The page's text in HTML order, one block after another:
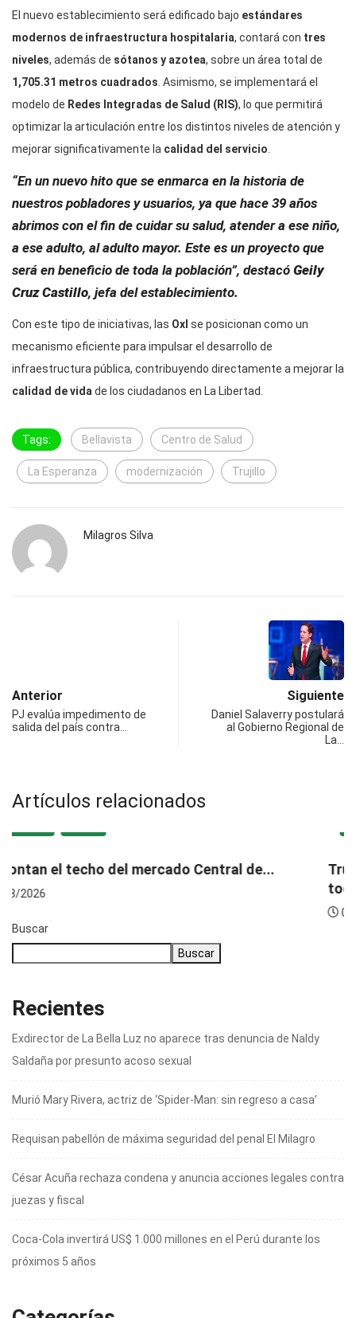
El nuevo establecimiento será edificado bajo estándares
modernos de infraestructura hospitalaria, contará con tres
niveles, además de sótanos y azotea, sobre un área total de
1,705.31 metros cuadrados. Asimismo, se implementará el
modelo de Redes Integradas de Salud (RIS), lo que permitirá
optimizar la articulación entre los distintos niveles de atención y
mejorar significativamente la calidad del servicio.
“En un nuevo hito que se enmarca en la historia de
nuestros pobladores y usuarios, ya que hace 39 años
abrimos con el fin de cuidar su salud, atender a ese niño,
a ese adulto, al adulto mayor. Este es un proyecto que
será en beneficio de toda la población”, destacó Geily
Cruz Castillo, jefa del establecimiento.
Con este tipo de iniciativas, las OxI se posicionan como un
mecanismo eficiente para impulsar el desarrollo de
infraestructura pública, contribuyendo directamente a mejorar la
calidad de vidade los ciudadanos en La Libertad.
Tags: Bellavista Centro de Salud
La Esperanza modernización Trujillo
Milagros Silva
Anterior
PJ evalúa impedimento de
salida del país contra…
Siguiente
Daniel Salaverry postulará
al Gobierno Regional de
La…
Artículos relacionados
Trujillo: capturan a requisitoriado por presuntos
tocamientos...
Buscar
Buscar
Recientes
Exdirector de La Bella Luz no aparece tras denuncia de Naldy
Saldaña por presunto acoso sexual
Murió Mary Rivera, actriz de ‘Spider-Man: sin regreso a casa’
Requisan pabellón de máxima seguridad del penal El Milagro
César Acuña rechaza condena y anuncia acciones legales contra
juezas y fiscal
Coca-Cola invertirá US$ 1.000 millones en el Perú durante los
próximos 5 años